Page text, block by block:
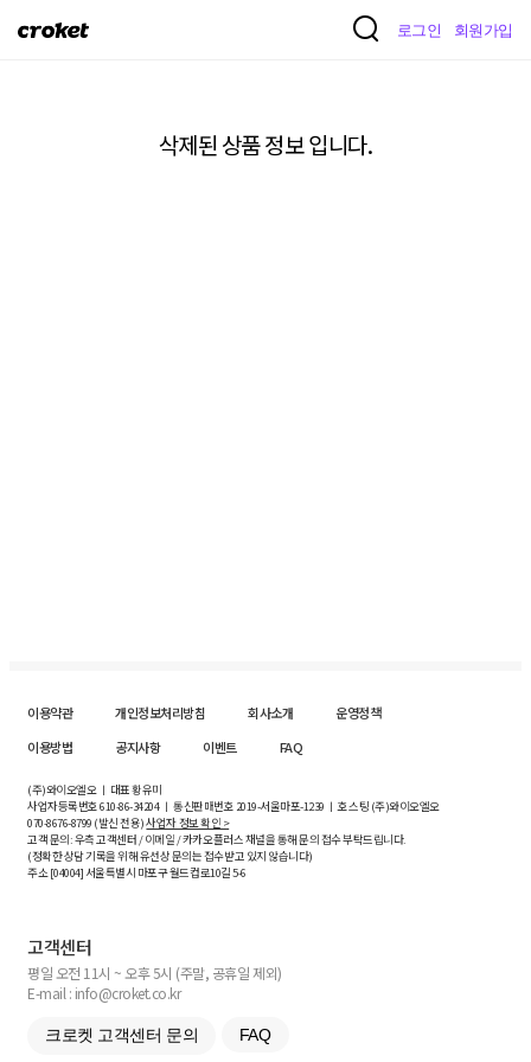
크
로그인 회원가입
삭제된 상품 정보 입니다.
이용약관 개인정보처리방침 회사소개
운영정책
이용방법
공지사항 이벤트 FAQ
(주)와이오엘오 ㅣ 대표 황유미
사업자등록번호610-86-34204ㅣ 통신판매번호 2019-서울마포-1239 ㅣ 호스팅 (주)와이오엘오
070-8676-8799 (발신 전용)사업자 정보 확인 >
고객 문의: 우측 고객센터 / 이메일 / 카카오플러스 채널을 통해 문의 접수 부탁드립니다.
(정확한 상담 기록을 위해 유선상 문의는 접수받고 있지 않습니다)
주소 [04004] 서울특별시 마포구 월드컵로10길5-6
고객센터
평일 오전 11시 ~ 오후 5시 (주말, 공휴일 제외)
E-mail : info@croket.co.kr
크로켓 고객센터 문의 FAQ